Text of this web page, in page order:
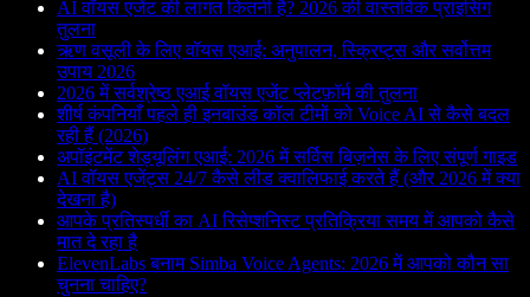
AI वॉयस एजेंट की लागत कितनी है? 2026 की वास्तविक प्राइसिंग
तुलना
ऋण वसूली के लिए वॉयस एआई: अनुपालन, स्क्रिप्ट्स और सर्वोत्तम
उपाय 2026
2026 में सर्वश्रेष्ठ एआई वॉयस एजेंट प्लेटफ़ॉर्म की तुलना
शीर्ष कंपनियाँ पहले ही इनबाउंड कॉल टीमों को Voice AI से कैसे बदल
रही हैं (2026)
अपॉइंटमेंट शेड्यूलिंग एआई: 2026 में सर्विस बिज़नेस के लिए संपूर्ण गाइड
AI वॉयस एजेंट्स 24/7 कैसे लीड क्वालिफाई करते हैं (और 2026 में क्या
देखना है)
आपके प्रतिस्पर्धी का AI रिसेप्शनिस्ट प्रतिक्रिया समय में आपको कैसे
मात दे रहा है
ElevenLabs बनाम Simba Voice Agents: 2026 में आपको कौन सा
चुनना चाहिए?